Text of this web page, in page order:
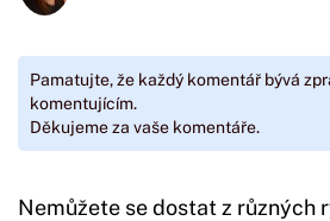
Pamatujte, že každý komentář bývá
komentujícím.
Děkujeme za vaše komentáře.
Nemůžete se dostat z různých